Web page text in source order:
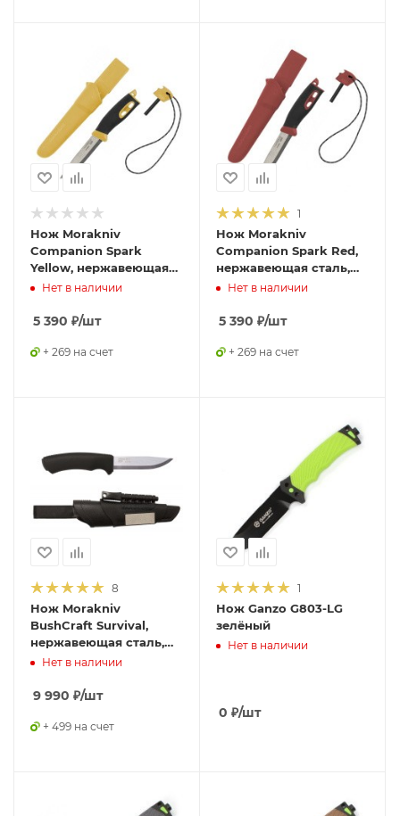
Нож Morakniv
Companion Spark
Yellow, нержавеющая
сталь, 13573
Нет в наличии
5 390 ₽/шт
+ 269 на счет
1
Нож Morakniv
Companion Spark Red,
нержавеющая сталь,
13571
Нет в наличии
5 390 ₽/шт
+ 269 на счет
8
Нож Morakniv
BushCraft Survival,
нержавеющая сталь,
черный, 11835
Нет в наличии
9 990 ₽/шт
+ 499 на счет
1
Нож Ganzo G803-LG
зелёный
Нет в наличии
0 ₽/шт